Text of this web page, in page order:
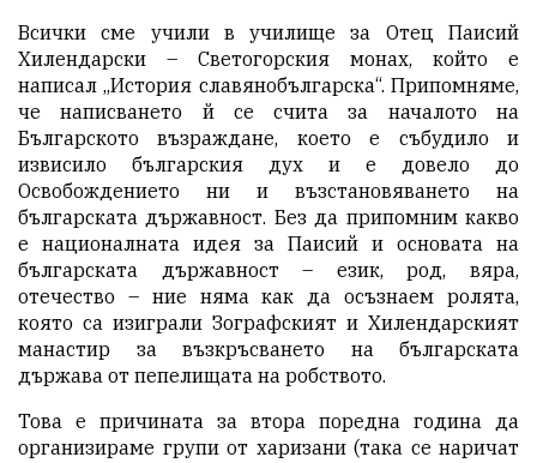
Всички сме учили в училище за Отец Паисий
Хилендарски – Светогорския монах, който е
написал „История славянобългарска“. Припомняме,
че написването й се счита за началото на
Българското възраждане, което е събудило и
извисило българския дух и е довело до
Освобождението ни и възстановяването на
българската държавност. Без да припомним какво
е националната идея за Паисий и основата на
българската държавност – език, род, вяра,
отечество – ние няма как да осъзнаем ролята,
която са изиграли Зографският и Хилендарският
манастир за възкръсването на българската
държава от пепелищата на робството.
Това е причината за втора поредна година да
организираме групи от харизани (така се наричат